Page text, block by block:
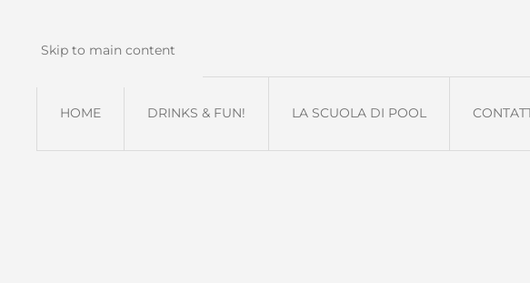
Skip to main content
HOME DRINKS & FUN! LA SCUOLA DI POOL